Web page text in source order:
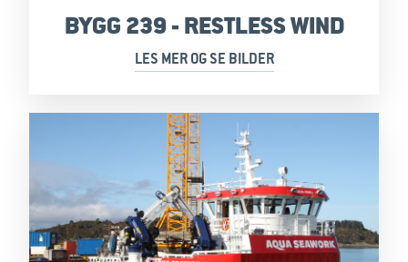
BYGG 239 - RESTLESS WIND
LES MER OG SE BILDER